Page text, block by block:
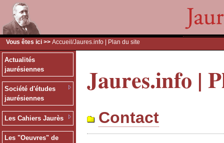
Vous êtes ici >> Accueil /Jaures.info | Plan du site
Actualités
jaurésiennes
Société d'études
jaurésiennes
Les Cahiers Jaurès
Les "Oeuvres" de
Jaures.info |
Contact